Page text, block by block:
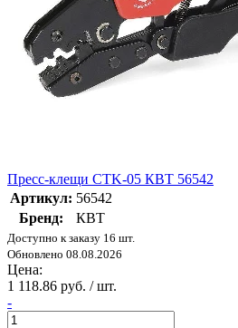
Пресс-клещи CTK-05 КВТ 56542
Артикул: 56542
Бренд:
КВТ
Доступно к заказу 16 шт.
Обновлено 08.08.2026
Цена:
1 118.86 руб. / шт.
-